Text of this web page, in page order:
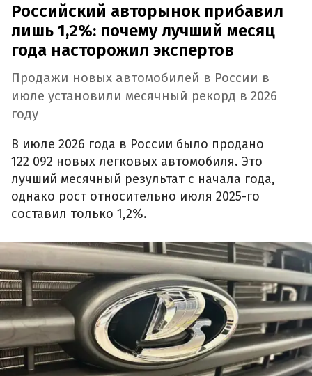
Российский авторынок прибавил
лишь 1,2%: почему лучший месяц
года насторожил экспертов
Продажи новых автомобилей в России в
июле установили месячный рекорд в 2026
году
В июле 2026 года в России было продано
122 092 новых легковых автомобиля. Это
лучший месячный результат с начала года,
однако рост относительно июля 2025-го
составил только 1,2%.